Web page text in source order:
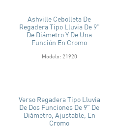
Ashville Cebolleta De
Regadera Tipo Lluvia De 9"
De Diámetro Y De Una
Función En Cromo
Modelo: 21920
Verso Regadera Tipo Lluvia
De Dos Funciones De 9" De
Diámetro, Ajustable, En
Cromo